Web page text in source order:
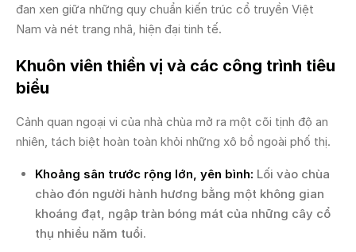
đan xen giữa những quy chuẩn kiến trúc cổ truyền Việt
Nam và nét trang nhã, hiện đại tinh tế.
Khuôn viên thiền vị và các công trình tiêu
biểu
Cảnh quan ngoại vi của nhà chùa mở ra một cõi tịnh độ an
nhiên, tách biệt hoàn toàn khỏi những xô bồ ngoài phố thị.
Khoảng sân trước rộng lớn, yên bình: Lối vào chùa
chào đón người hành hương bằng một không gian
khoáng đạt, ngập tràn bóng mát của những cây cổ
thụ nhiều năm tuổi.